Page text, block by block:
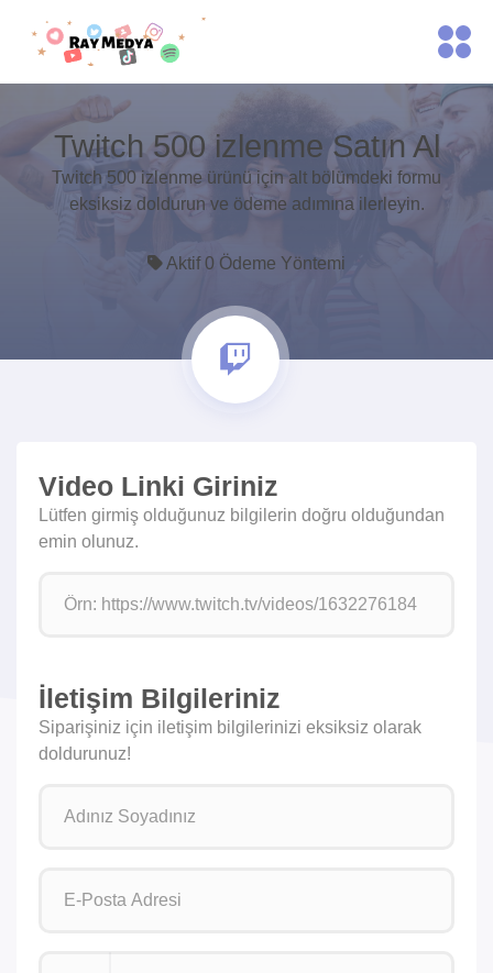
Twitch 500 izlenme Satın Al
Twitch 500 izlenme ürünü için alt bölümdeki formu
eksiksiz doldurun ve ödeme adımına ilerleyin.
Aktif 0 Ödeme Yöntemi
Video Linki Giriniz
Lütfen girmiş olduğunuz bilgilerin doğru olduğundan
emin olunuz.
İletişim Bilgileriniz
Siparişiniz için iletişim bilgilerinizi eksiksiz olarak
doldurunuz!